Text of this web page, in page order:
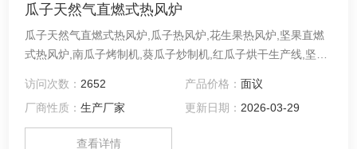
瓜子天然气直燃式热风炉
瓜子天然气直燃式热风炉,瓜子热风炉,花生果热风炉,坚果直燃
式热风炉,南瓜子烤制机,葵瓜子炒制机,红瓜子烘干生产线,坚果
螺旋回流直燃式瓜子自动炒锅,自然式瓜子自动炒锅,导热油天
然气瓜子自动炒锅,瓜子煮锅,瓜子蒸煮锅,瓜子炒制锅,花生自动
炒锅,液套式天然气煮锅,炒制烤制锅
访问次数： 2652 产品价格： 面议
厂商性质：生产厂家 更新日期： 2026-03-29
查看详情